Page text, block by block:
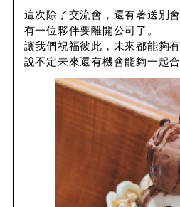
這次除了交流會，還有著送別
有一位夥伴要離開公司了。
讓我們祝福彼此，未來都能夠
說不定未來還有機會能夠一起合